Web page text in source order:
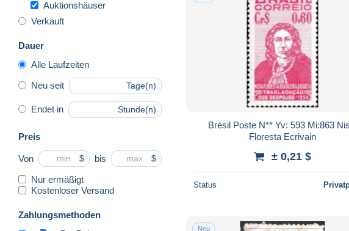
Auktionshäuser
Verkauft
Dauer
Alle Laufzeiten
Neu seit Tage(n)
Endet in Stunde(n)
Preis
Von $ bis $
Nur ermäßigt
Kostenloser Versand
Zahlungsmethoden
Brésil Poste N** Yv: 593 Mi:863
Floresta Ecrivain
± 0,21 $
Status
Neu